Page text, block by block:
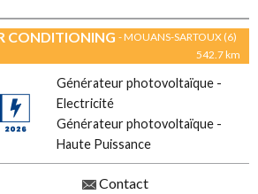
CONDITIONING - MOUANS-SARTOUX (6)
542.7 km
Générateur photovoltaïque -
Electricité
Générateur photovoltaïque -
Haute Puissance
Contact